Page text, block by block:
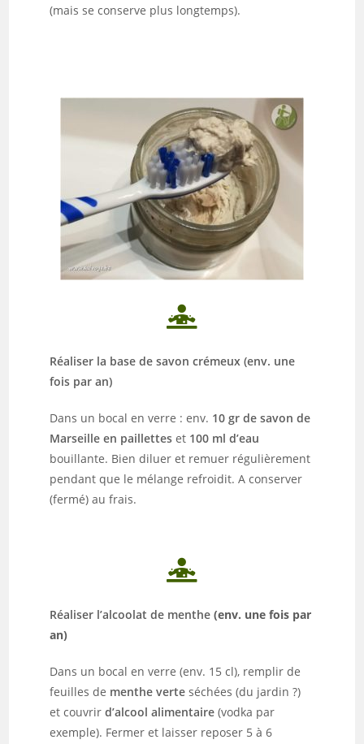
(mais se conserve plus longtemps).
Réaliser la base de savon crémeux (env. une
fois par an)
Dans un bocal en verre : env. 10 gr de savon de
Marseille en paillettes et 100 ml d’eau
bouillante. Bien diluer et remuer régulièrement
pendant que le mélange refroidit. A conserver
(fermé) au frais.
Réaliser l’alcoolat de menthe(env. une fois par
an)
Dans un bocal en verre (env. 15 cl), remplir de
feuilles de menthe verte séchées (du jardin ?)
etcouvrird’alcool alimentaire (vodka par
exemple). Fermer et laisser reposer 5 à 6